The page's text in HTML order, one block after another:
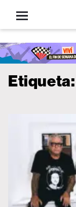
Open
menu
Etiqueta: